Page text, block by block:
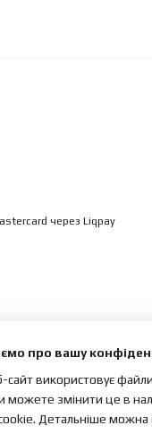
про вашу
використовує
можете змінити це в
Детальніше можна